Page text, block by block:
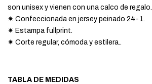
son unisex y vienen con una calco de regalo.
✷ Confeccionada en jersey peinado 24-1.
✷ Estampa fullprint.
✷ Corte regular, cómoda y estilera..
TABLA DE MEDIDAS